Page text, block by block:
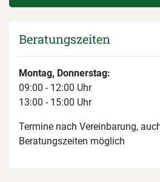
Beratungszeiten
Montag, Donnerstag:
09:00 - 12:00 Uhr
13:00 - 15:00 Uhr
Termine nach Vereinbarung,
Beratungszeiten möglich